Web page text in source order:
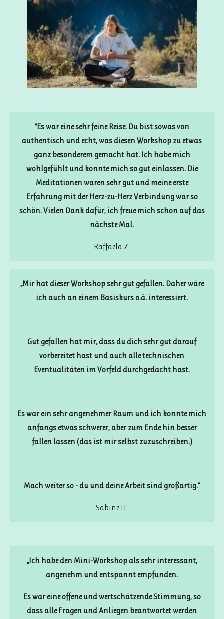
"Es war eine sehr feine Reise. Du bist sowas von
authentisch und echt, was diesen Workshop zu etwas
ganz besonderem gemacht hat. Ich habe mich
wohlgefühlt und konnte mich so gut einlassen. Die
Meditationen waren sehr gut und meine erste
Erfahrung mit der Herz-zu-Herz Verbindung war so
schön. Vielen Dank dafür, ich freue mich schon auf das
nächste Mal.
Raffaela Z.
„Mir hat dieser Workshop sehr gut gefallen. Daher wäre
ich auch an einem Basiskurs o.ä. interessiert.
Gut gefallen hat mir, dass du dich sehr gut darauf
vorbereitet hast undauch alle technischen
Eventualitäten im Vorfeld durchgedacht hast.
Es war ein sehr angenehmer Raum und ich konnte mich
anfangs etwas schwerer, aber zum Ende hin besser
fallen lassen (das ist mir selbst zuzuschreiben.)
Mach weiter so - du und deine Arbeit sind großartig.“
Sabine H.
„Ich habe den Mini-Workshop als sehr interessant,
angenehm und entspannt empfunden.
Es war eine offene und wertschätzende Stimmung, so
dass alle Fragen und Anliegen beantwortet werden